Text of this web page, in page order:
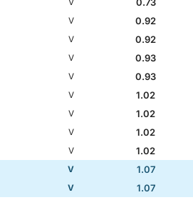
V
V
0.92
V
0.92
V
0.93
V
0.93
V
1.02
V
1.02
V
1.02
V
1.02
V
1.07
V
1.07